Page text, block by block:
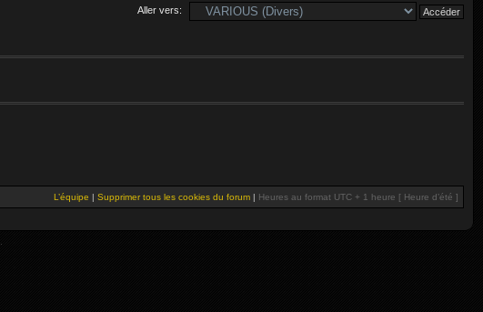
Aller vers:
L’équipe | Supprimer tous les cookies du forum | Heures au format UTC + 1 heure [ Heure d’été ]